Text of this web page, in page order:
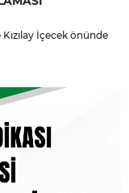
Kızılay İçecek önünde